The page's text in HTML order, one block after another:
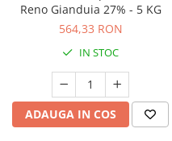
Reno Gianduia 27% - 5 KG
564,33 RON
IN STOC
ADAUGA IN COS